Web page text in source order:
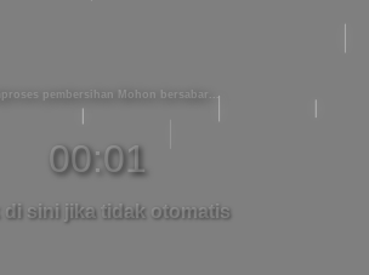
pembersihan Mohon bersabar
00:01
di sini jika tidak otomatis